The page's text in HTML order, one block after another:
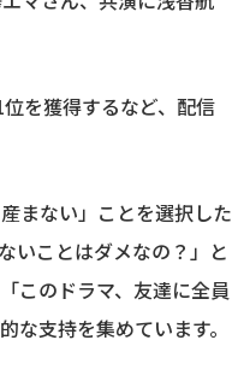
を獲得するなど、配信
まない」ことを選択した
いことはダメなの？」と
このドラマ、友達に全員
支持を集めています。